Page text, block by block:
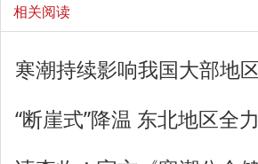
相关阅读
寒潮持续影响我国大部地
“断崖式”降温 东北地区全